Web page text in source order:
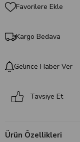
Favorilere Ekle
Kargo Bedava
Gelince Haber Ver
Tavsiye Et
Ürün Özellikleri